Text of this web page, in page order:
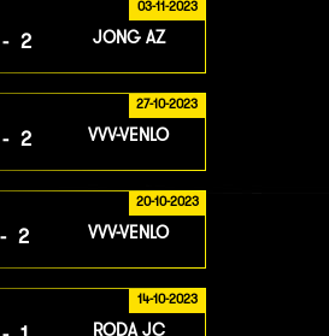
03-11-2023
2 JONG AZ
27-10-2023
2 VVV-VENLO
20-10-2023
2 VVV-VENLO
14-10-2023
RODA JC